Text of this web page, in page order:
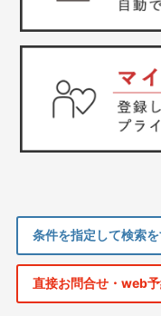
条件を指定して検索
直接お問合せ・web